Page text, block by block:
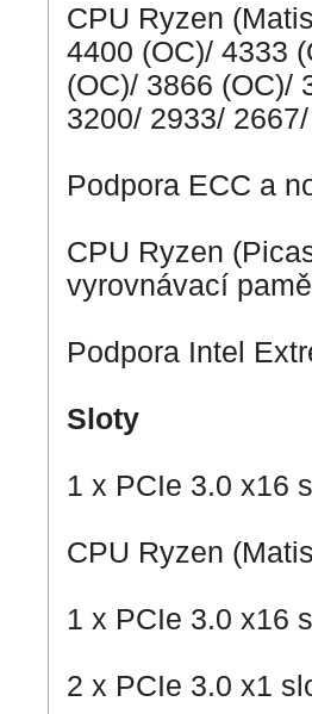
CPU Ryzen
4400 (OC)/ 4333
(OC)/ 3866 (OC)/
3200/ 2933/
Podpora ECC a
CPU Ryzen
vyrovnávací
Podpora Intel
Sloty
1 x PCIe 3.0 x16
CPU Ryzen
1 x PCIe 3.0 x16
2 x PCIe 3.0 x1